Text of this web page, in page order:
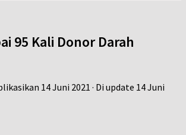
95 Kali Donor Darah
14 Juni 2021 · Di update 14 Juni